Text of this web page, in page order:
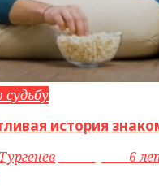
судьбу
история
6